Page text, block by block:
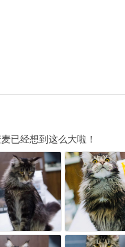
已经想到这么大啦！